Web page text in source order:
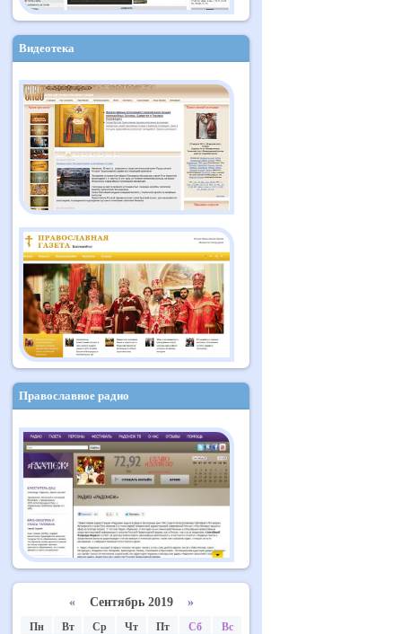
Видеотека
Православное радио
«Сентябрь 2019 »
Пн Вт Ср Чт Пт Сб
Вс